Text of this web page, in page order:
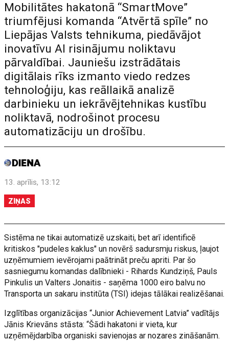
Mobilitātes hakatonā “SmartMove”
triumfējusi komanda “Atvērtā spīle” no
Liepājas Valsts tehnikuma, piedāvājot
inovatīvu AI risinājumu noliktavu
pārvaldībai. Jauniešu izstrādātais
digitālais rīks izmanto viedo redzes
tehnoloģiju, kas reāllaikā analizē
darbinieku un iekrāvējtehnikas kustību
noliktavā, nodrošinot procesu
automatizāciju un drošību.
13. aprīlis, 13:12
ZIŅAS
Sistēma ne tikai automatizē uzskaiti, bet arī identificē
kritiskos "pudeles kaklus" un novērš sadursmju riskus, ļaujot
uzņēmumiem ievērojami paātrināt preču apriti. Par šo
sasniegumu komandas dalībnieki - Rihards Kundziņš, Pauls
Pinkulis un Valters Jonaitis - saņēma 1000 eiro balvu no
Transporta un sakaru institūta (TSI) idejas tālākai realizēšanai.
Izglītības organizācijas “Junior Achievement Latvia” vadītājs
Jānis Krievāns stāsta: “Šādi hakatoni ir vieta, kur
uzņēmējdarbība organiski savienojas ar nozares zināšanām.